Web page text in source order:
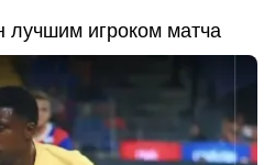
игроком матча